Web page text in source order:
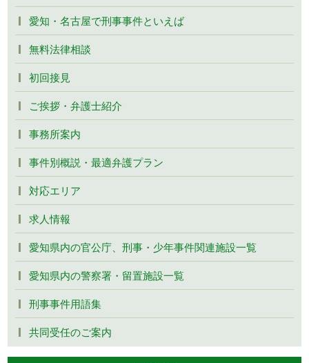
愛知・名古屋で刑事事件といえば
無料法律相談
初回接見
ご挨拶・弁護士紹介
事務所案内
事件別概説・最適弁護プラン
対応エリア
求人情報
愛知県内の官公庁、刑事・少年事件関連施設一覧
愛知県内の警察署・留置施設一覧
刑事事件用語集
共同受任のご案内